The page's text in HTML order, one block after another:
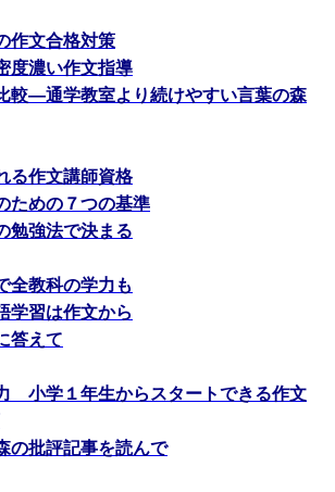
作文合格対策
度濃い作文指導
較―通学教室より続けやすい言葉の森
る作文講師資格
ための７つの基準
勉強法で決まる
全教科の学力も
学習は作文から
答えて
小学１年生からスタートできる作文
の批評記事を読んで